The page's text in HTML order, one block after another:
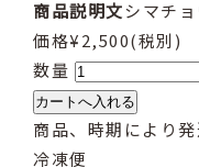
商品説明文シマチ
価格¥2,500(税別)
数量
商品、時期により
冷凍便